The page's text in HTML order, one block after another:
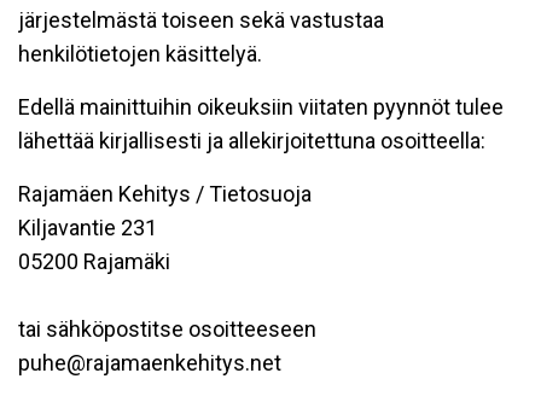
järjestelmästä toiseen sekä vastustaa
henkilötietojen käsittelyä.
Edellä mainittuihin oikeuksiin viitaten pyynnöt tulee
lähettää kirjallisesti ja allekirjoitettuna osoitteella:
Rajamäen Kehitys / Tietosuoja
Kiljavantie 231
05200 Rajamäki
tai sähköpostitse osoitteeseen
puhe@rajamaenkehitys.net